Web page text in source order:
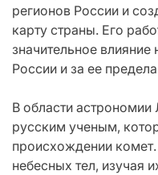
регионов России и
карту страны. Его
значительное влияние
России и за ее
В области
русским ученым,
происхождении
небесных тел, изучая